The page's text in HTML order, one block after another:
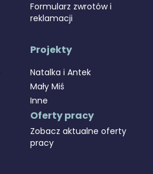
Formularz zwrotów i
reklamacji
Projekty
Natalka i Antek
Mały Miś
Inne
Oferty pracy
Zobacz aktualne oferty
pracy